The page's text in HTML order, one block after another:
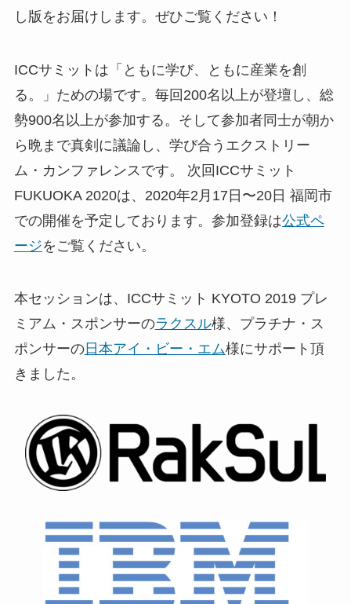
し版をお届けします。ぜひご覧ください！
ICCサミットは「ともに学び、ともに産業を創
る。」ための場です。毎回200名以上が登壇し、総
勢900名以上が参加する。そして参加者同士が朝か
ら晩まで真剣に議論し、学び合うエクストリー
ム・カンファレンスです。 次回ICCサミット
FUKUOKA 2020は、2020年2月17日〜20日 福岡市
での開催を予定しております。参加登録は公式ペ
ージをご覧ください。
本セッションは、ICCサミット KYOTO 2019 プレ
ミアム・スポンサーのラクスル様、プラチナ・ス
ポンサーの日本アイ・ビー・エム様にサポート頂
きました。